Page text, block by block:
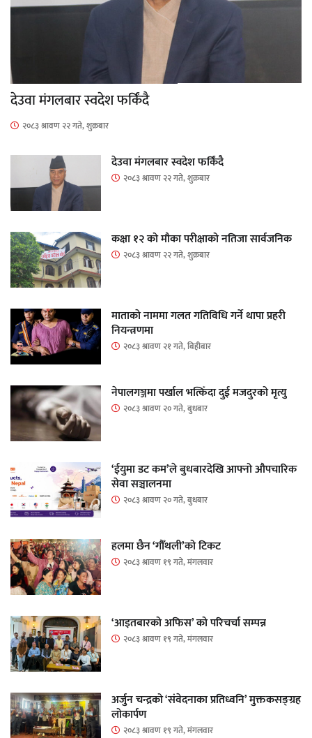
देउवा मंगलबार स्वदेश फर्किंदै
२०८३ श्रावण २२ गते, शुक्रबार
देउवा मंगलबार स्वदेश फर्किंदै
२०८३ श्रावण २२ गते, शुक्रबार
कक्षा १२ को मौका परीक्षाको नतिजा सार्वजनिक
२०८३ श्रावण २२ गते, शुक्रबार
माताकाे नाममा गलत गतिविधि गर्ने थापा प्रहरी
नियन्त्रणमा
२०८३ श्रावण २१ गते, बिहीबार
नेपालगञ्जमा पर्खाल भत्किँदा दुई मजदुरको मृत्यु
२०८३ श्रावण २० गते, बुधबार
‘ईयुमा डट कम’ले बुधबारदेखि आफ्नो औपचारिक
सेवा सञ्चालनमा
२०८३ श्रावण २० गते, बुधबार
हलमा छैन ‘गौँथली’को टिकट
२०८३ श्रावण १९ गते, मंगलवार
‘आइतबारको अफिस’ को परिचर्चा सम्पन्न
२०८३ श्रावण १९ गते, मंगलवार
अर्जुन चन्द्रको ‘संवेदनाका प्रतिध्वनि’ मुक्तकसङ्ग्रह
लोकार्पण
२०८३ श्रावण १९ गते, मंगलवार